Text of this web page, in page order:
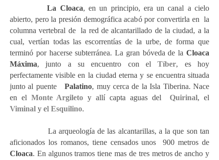
La Cloaca, en un principio, era un canal a cielo
abierto, pero la presión demográfica acabó por convertirla en la
columna vertebral de la red de alcantarillado de la ciudad, a la
cual, vertían todas las escorrentías de la urbe, de forma que
terminó por hacerse subterránea. La gran bóveda de la Cloaca
Máxima, junto a su encuentro con elTíber, es hoy
perfectamente visible en la ciudad eterna y se encuentra situada
junto al puente
Palatino, muy cerca de la Isla Tiberina. Nace
en el Monte Argileto y allí capta aguas delQuirinal, el
Viminal y el Esquilino.
La arqueología de las alcantarillas, a la que son tan
aficionados los romanos, tiene censados unos 900 metros de
Cloaca. En algunos tramos tiene mas de tres metros de ancho y